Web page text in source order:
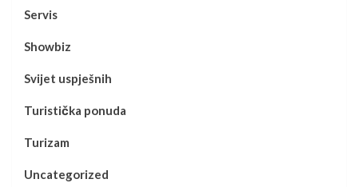
Servis
Showbiz
Svijet uspješnih
Turistička ponuda
Turizam
Uncategorized